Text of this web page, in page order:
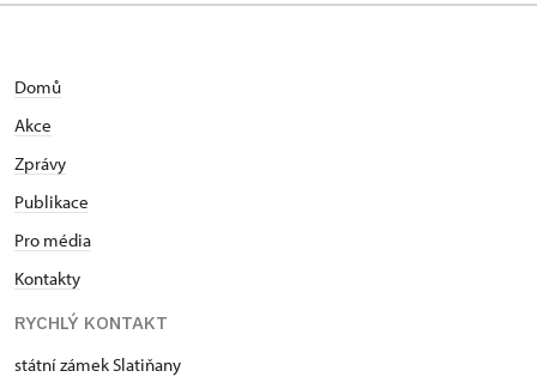
Domů
Akce
Zprávy
Publikace
Pro média
Kontakty
RYCHLÝ KONTAKT
státní zámek Slatiňany